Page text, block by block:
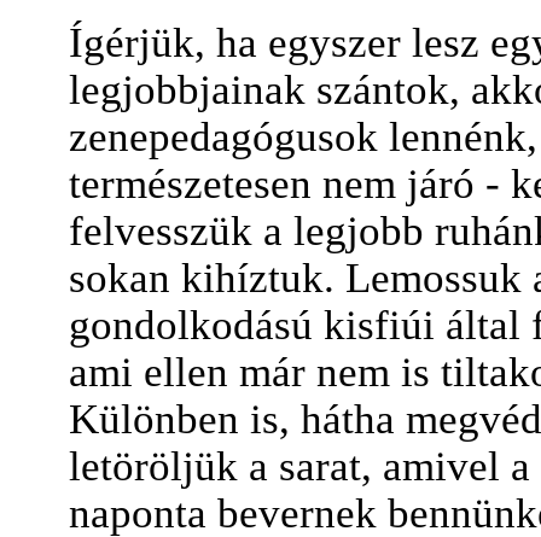
Ígérjük, ha egyszer lesz
legjobbjainak szántok,
zenepedagógusok
természetesen nem járó -
felvesszük a legjobb
sokan kihíztuk. Lemossuk
gondolkodású kisfiúi által
ami ellen már nem is
Különben is, hátha
letöröljük a sarat, amivel
naponta bevernek